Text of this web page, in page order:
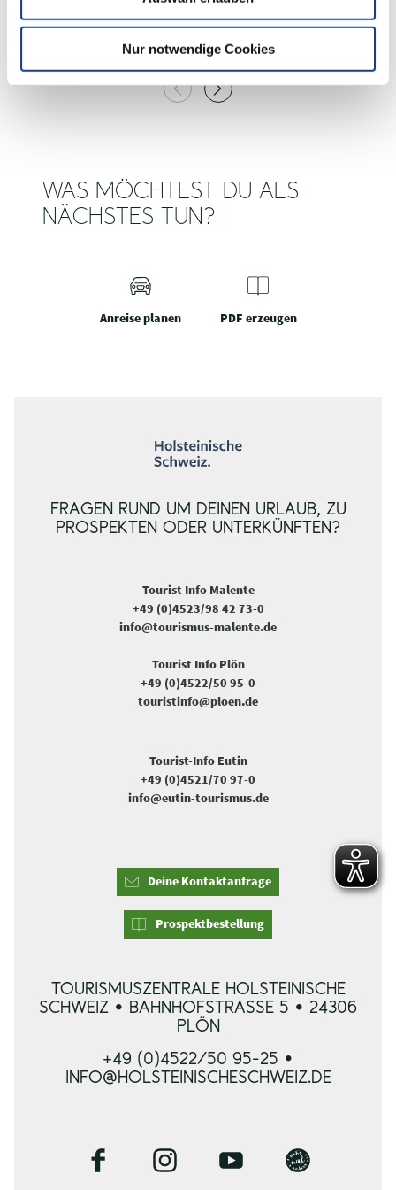
Nur notwendige Cookies
EIN- / AUSSETZSTELLE DIEKSEE
Malente
WAS MÖCHTEST DU ALS
NÄCHSTES TUN?
Anreise planen PDF erzeugen
FRAGEN RUND UM DEINEN URLAUB, ZU
PROSPEKTEN ODER UNTERKÜNFTEN?
Tourist Info Malente
+49 (0)4523/98 42 73-0
info@tourismus-malente.de
Tourist Info Plön
+49 (0)4522/50 95-0
touristinfo@ploen.de
Tourist-Info Eutin
+49 (0)4521/70 97-0
info@eutin-tourismus.de
Deine Kontaktanfrage
Prospektbestellung
TOURISMUSZENTRALE HOLSTEINISCHE
SCHWEIZ • BAHNHOFSTRASSE 5 • 24306 P
LÖN
+49 (0)4522/50 95-25 •
INFO@HOLSTEINISCHESCHWEIZ.DE
F
I
Y
B